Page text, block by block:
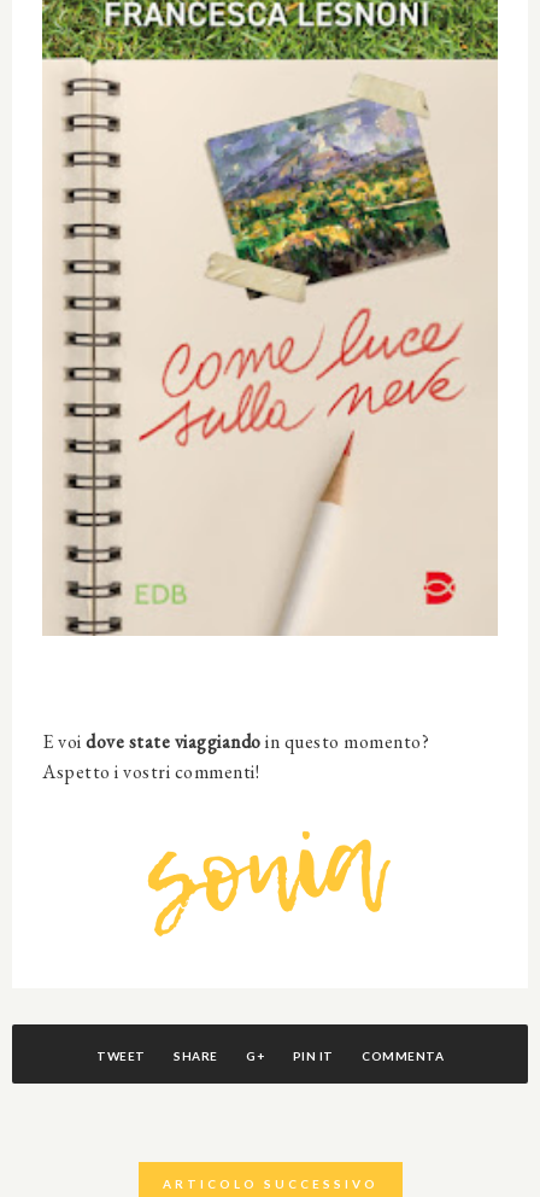
E voidove state viaggiandoin questo momento?
Aspetto i vostri commenti!
TWEET SHARE G+ PIN IT COMMENTA
ARTICOLO SUCCESSIVO